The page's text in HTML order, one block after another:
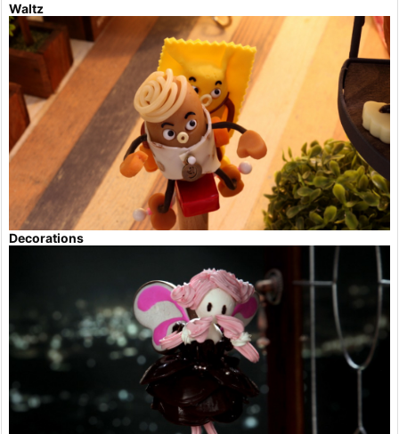
Waltz
Decorations